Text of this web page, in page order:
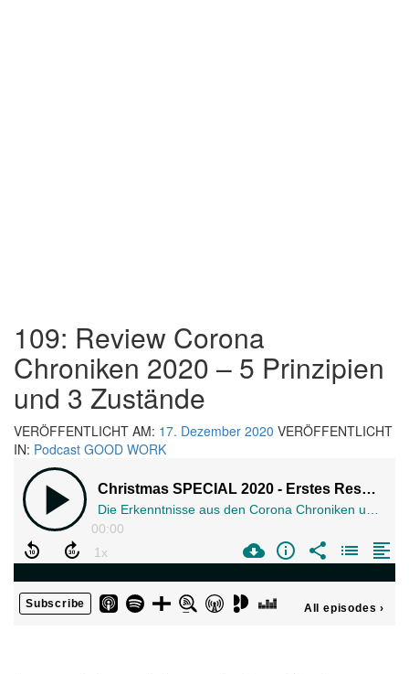
109: Review Corona
Chroniken 2020 – 5 Prinzipien
und 3 Zustände
VERÖFFENTLICHT AM: 17. Dezember 2020 VERÖFFENTLICHT
IN: Podcast GOOD WORK